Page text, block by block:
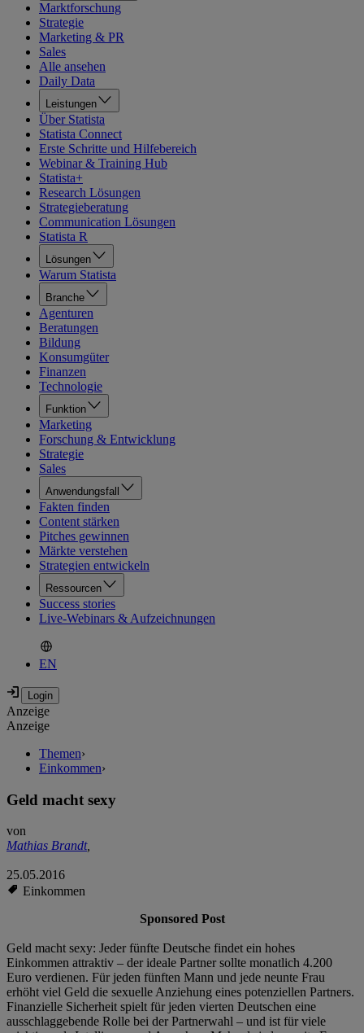
Marktforschung
Strategie
Marketing & PR
Sales
Alle ansehen
Daily Data
Leistungen
Über Statista
Statista Connect
Erste Schritte und Hilfebereich
Webinar & Training Hub
Statista+
Research Lösungen
Strategieberatung
Communication Lösungen
Statista R
Lösungen
Warum Statista
Branche
Agenturen
Beratungen
Bildung
Konsumgüter
Finanzen
Technologie
Funktion
Marketing
Forschung & Entwicklung
Strategie
Sales
Anwendungsfall
Fakten finden
Content stärken
Pitches gewinnen
Märkte verstehen
Strategien entwickeln
Ressourcen
Success stories
Live-Webinars & Aufzeichnungen
EN
Anzeige
Anzeige
Themen›
Einkommen›
Geld macht sexy
von
Mathias Brandt,
25.05.2016
Einkommen
Sponsored Post
Geld macht sexy: Jeder fünfte Deutsche findet ein hohes
Einkommen attraktiv – der ideale Partner sollte monatlich 4.200
Euro verdienen. Für jeden fünften Mann und jede neunte Frau
erhöht viel Geld die sexuelle Anziehung eines potenziellen Partners.
Finanzielle Sicherheit spielt für jeden vierten Deutschen eine
ausschlaggebende Rolle bei der Partnerwahl – und ist für viele